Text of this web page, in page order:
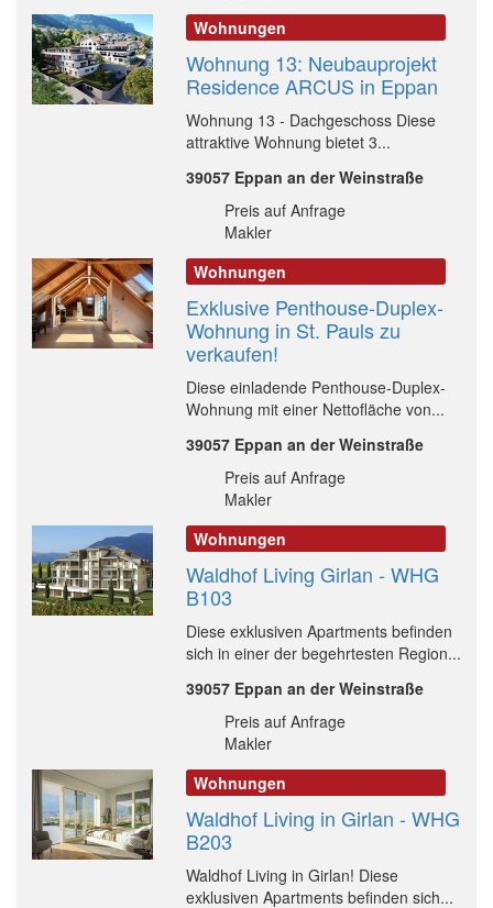
Wohnungen
Wohnung 13: Neubauprojekt
Residence ARCUS in Eppan
Wohnung 13 - Dachgeschoss Diese
attraktive Wohnung bietet 3...
39057 Eppan an der Weinstraße
Preis auf Anfrage
Makler
Wohnungen
Exklusive Penthouse-Duplex-
Wohnung in St. Pauls zu
verkaufen!
Diese einladende Penthouse-Duplex-
Wohnung mit einer Nettofläche von...
39057 Eppan an der Weinstraße
Preis auf Anfrage
Makler
Wohnungen
Waldhof Living Girlan - WHG
B103
Diese exklusiven Apartments befinden
sich in einer der begehrtesten Region...
39057 Eppan an der Weinstraße
Preis auf Anfrage
Makler
Wohnungen
Waldhof Living in Girlan - WHG
B203
Waldhof Living in Girlan! Diese
exklusiven Apartments befinden sich...